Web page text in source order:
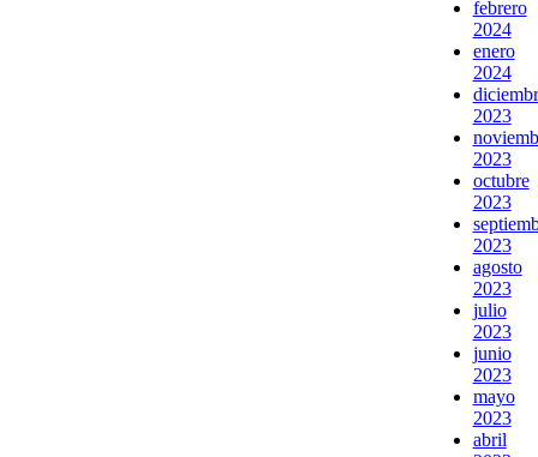
febrero
2024
enero
2024
2023
2023
octubre
2023
2023
agosto
2023
julio
2023
junio
2023
mayo
2023
abril